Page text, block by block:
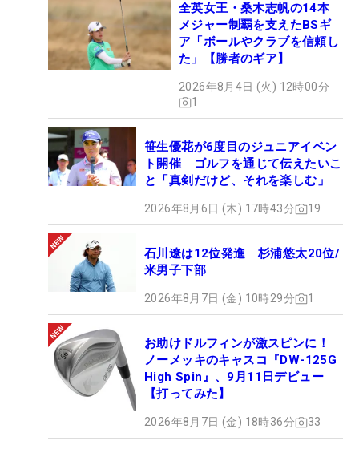
全英女王・桑木志帆の14本
メジャー制覇を支えたBSギ
ア「ボールやクラブを信頼し
た」【勝者のギア】
2026年8月4日 (火) 12時00分
1
笹生優花が6度目のジュニアイベン
ト開催 ゴルフを通じて伝えたいこ
と「真剣だけど、それを楽しむ」
2026年8月6日 (木) 17時43分 19
石川遼は12位発進 杉浦悠太20位/
米男子下部
2026年8月7日 (金) 10時29分 1
お助けドルフィンが激スピンに！
ノーメッキのキャスコ『DW-125G
High Spin』、9月11日デビュー
【打ってみた】
2026年8月7日 (金) 18時36分 33